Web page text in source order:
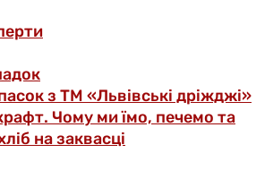
з ТМ «Львівські дріжджі»
Чому ми їмо, печемо та
на заквасці